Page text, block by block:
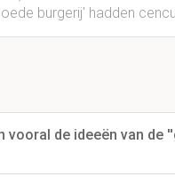
burgerij' hadden
vooral de ideeën van de